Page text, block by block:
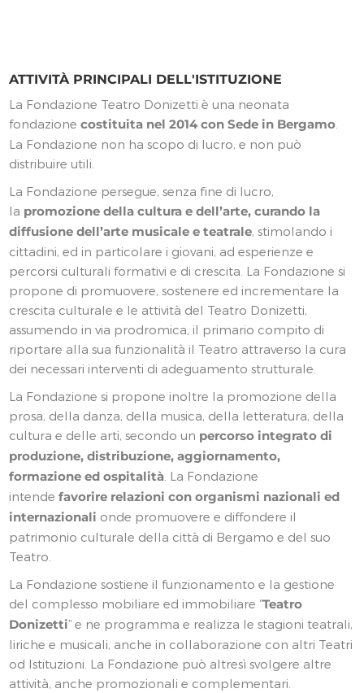
ATTIVITÀ PRINCIPALI DELL'ISTITUZIONE
La Fondazione Teatro Donizetti è una neonata
fondazionecostituita nel 2014 con Sede in Bergamo
La Fondazione non ha scopo di lucro, e non può
distribuire utili.
La Fondazione persegue, senza fine di lucro,
la promozione della cultura e dell’arte, curando la
diffusione dell’arte musicale e teatrale, stimolando i
cittadini, ed in particolare i giovani, ad esperienze e
percorsi culturali formativi e di crescita. La Fondazione si
propone di promuovere, sostenere ed incrementare la
crescita culturale e le attività del Teatro Donizetti,
assumendo in via prodromica, il primario compito di
riportare alla sua funzionalità il Teatro attraverso la cura
dei necessari interventi di adeguamento strutturale.
La Fondazione si propone inoltre la promozione della
prosa, della danza, della musica, della letteratura, della
cultura e delle arti, secondo un percorso integrato di
produzione, distribuzione, aggiornamento,
formazione ed ospitalità . La Fondazione
intendefavorire relazioni con organismi nazionali ed
internazionali onde promuovere e diffondere il
patrimonio culturale della città di Bergamo e del suo
Teatro.
La Fondazione sostiene il funzionamento e la gestione
del complesso mobiliare ed immobiliare “Teatro
Donizetti” e ne programma e realizza le stagioni teatrali,
liriche e musicali, anche in collaborazione con altri Teatri
od Istituzioni. La Fondazione può altresì svolgere altre
attività, anche promozionali e complementari.